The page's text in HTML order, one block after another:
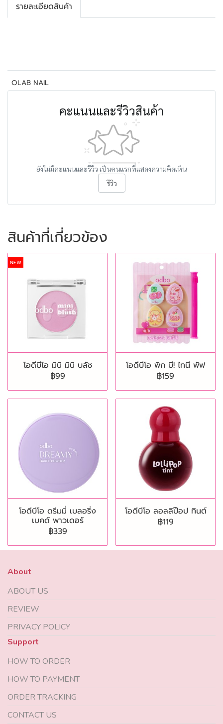
รายละเอียดสินค้า
OLAB NAIL
คะแนนและรีวิวสินค้า
ยังไม่มีคะแนนและรีวิว เป็นคนแรกที่แสดงความคิดเห็น
รีวิว
สินค้าที่เกี่ยวข้อง
NEW
โอดีบีโอ มินิ มินิ บลัช
฿99
โอดีบีโอ พิก มี! ไทนี พัฟ
฿159
โอดีบีโอ ดรีมมี่ เบลอริ่ง
เบคด์ พาวเดอร์
฿339
โอดีบีโอ ลอลลิป๊อป ทินต์
฿119
About
ABOUT US
REVIEW
PRIVACY POLICY
Support
HOW TO ORDER
HOW TO PAYMENT
ORDER TRACKING
CONTACT US